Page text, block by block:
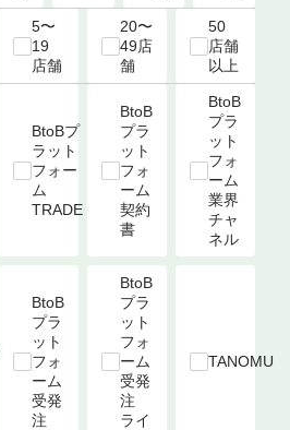
5〜
19
店舗
20〜
49店
舗
50
店舗
以上
BtoBプ
ラット
フォー
ム
TRADE
BtoB
プラ
ット
フォ
ーム
契約
書
BtoB
プラ
ット
フォ
ーム
業界
チャ
ネル
BtoB
プラ
ット
フォ
ーム
受発
注
BtoB
プラ
ット
フォ
ーム
受発
注
ライ
TANOMU